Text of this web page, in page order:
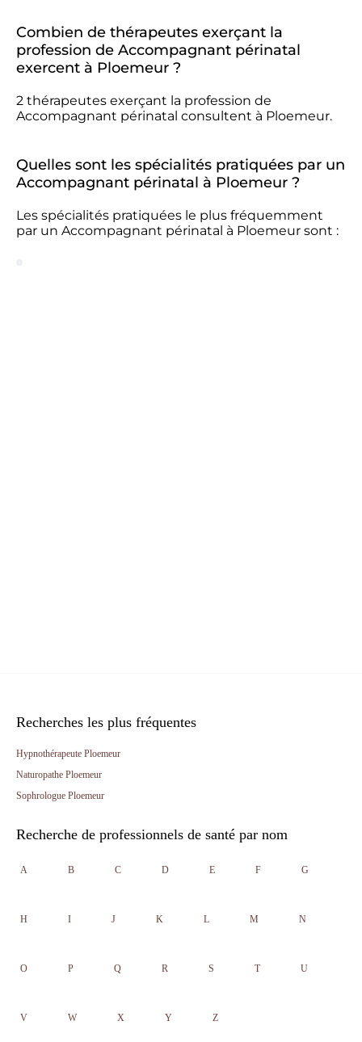
Combien de thérapeutes exerçant la
profession de Accompagnant périnatal
exercent à Ploemeur ?
2 thérapeutes exerçant la profession de
Accompagnant périnatal consultent à Ploemeur.
Quelles sont les spécialités pratiquées par un
Accompagnant périnatal à Ploemeur ?
Les spécialités pratiquées le plus fréquemment
par un Accompagnant périnatal à Ploemeur sont :
Recherches les plus fréquentes
Hypnothérapeute Ploemeur
Naturopathe Ploemeur
Sophrologue Ploemeur
Recherche de professionnels de santé par nom
A B C D E F G
H I J K L M N
O P Q R S T U
V W X Y Z